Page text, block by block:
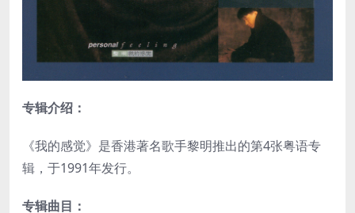
专辑介绍：
《我的感觉》是香港著名歌手黎明推出的第4张粤语专
辑，于1991年发行。
专辑曲目：